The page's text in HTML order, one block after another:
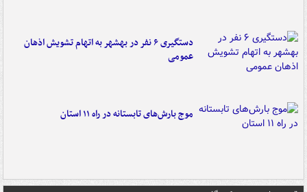
دستگیری ۶ نفر در بهشهر به اتهام تشویش اذهان
عمومی
موج بارش‌های تابستانه در راه ۱۱ استان